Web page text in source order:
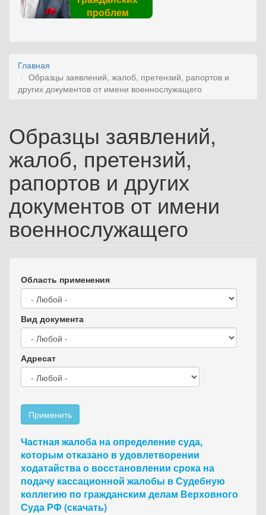
проблем
Главная
Образцы заявлений, жалоб, претензий, рапортов и
других документов от имени военнослужащего
Образцы заявлений,
жалоб, претензий,
рапортов и других
документов от имени
военнослужащего
Область применения
Вид документа
Адресат
Применить
Частная жалоба на определение суда,
которым отказано в удовлетворении
ходатайства о восстановлении срока на
подачу кассационной жалобы в Судебную
коллегию по гражданским делам Верховного
Суда РФ (скачать)